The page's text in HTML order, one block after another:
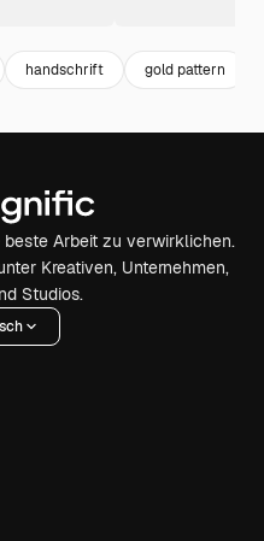
handschrift gold pattern
Arbeit zu verwirklichen.
Kreativen, Unternehmen,
Studios.